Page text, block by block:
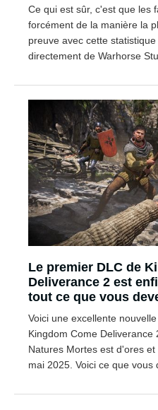
Ce qui est sûr, c'est que les
forcément de la manière la
preuve avec cette
directement de Warhorse
Le premier DLC de
Deliverance 2 est
tout ce que vous
jouer
Voici une excellente
Kingdom Come
Natures Mortes est d'ores
mai 2025. Voici ce que vous